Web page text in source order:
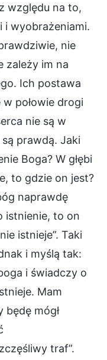
względu na to,
i wyobrażeniami.
nie
zależy im na
Ich postawa
połowie drogi
nie są w
prawdą. Jaki
Boga? W głębi
to gdzie on jest?
naprawdę
istnienie, to on
istnieje”. Taki
i myślą tak:
i świadczy o
Mam
będę mógł
traf”.